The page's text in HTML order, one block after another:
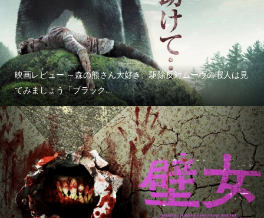
映画レビュー ～森の熊さん大好き、駆除反対ムーヴの暇人は見
てみましょう「ブラック...